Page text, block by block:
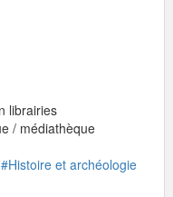
librairies
/ médiathèque
#Histoire et archéologie